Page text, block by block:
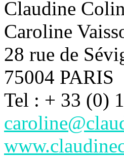
Claudine
Caroline
28 rue de
75004 PARIS
Tel : + 33 (0)